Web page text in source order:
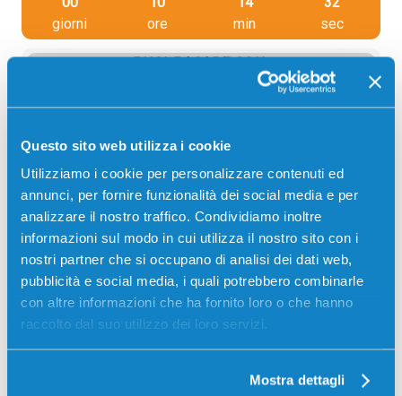
Questo sito web utilizza i cookie
Utilizziamo i cookie per personalizzare contenuti ed
annunci, per fornire funzionalità dei social media e per
analizzare il nostro traffico. Condividiamo inoltre
informazioni sul modo in cui utilizza il nostro sito con i
nostri partner che si occupano di analisi dei dati web,
pubblicità e social media, i quali potrebbero combinarle
con altre informazioni che ha fornito loro o che hanno
raccolto dal suo utilizzo dei loro servizi.
Mostra dettagli
giorni
ore
min
sec
PUOI PAGARE CON:
Contrassegno
Bonifico bancario
Descrizione
Toner compatibile Xerox 106R02740 NERO 26000